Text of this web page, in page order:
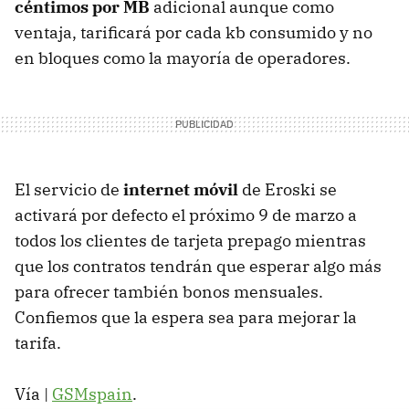
céntimos por MB adicional aunque como
ventaja, tarificará por cada kb consumido y no
en bloques como la mayoría de operadores.
El servicio de internet móvil de Eroski se
activará por defecto el próximo 9 de marzo a
todos los clientes de tarjeta prepago mientras
que los contratos tendrán que esperar algo más
para ofrecer también bonos mensuales.
Confiemos que la espera sea para mejorar la
tarifa.
Vía | GSMspain.